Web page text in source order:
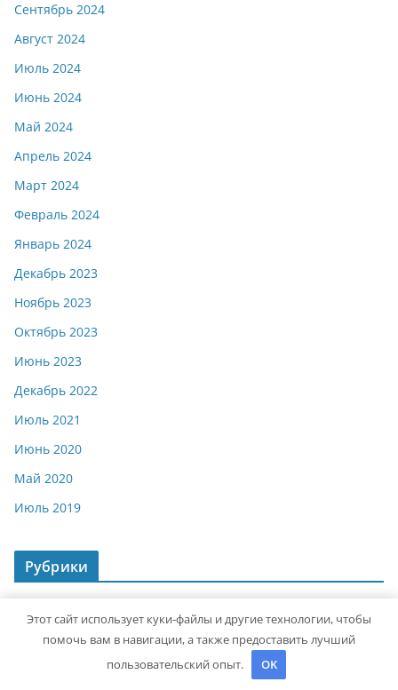
Сентябрь 2024
Август 2024
Июль 2024
Июнь 2024
Май 2024
Апрель 2024
Март 2024
Февраль 2024
Январь 2024
Декабрь 2023
Ноябрь 2023
Октябрь 2023
Июнь 2023
Декабрь 2022
Июль 2021
Июнь 2020
Май 2020
Июль 2019
Рубрики
Uncategorised
Авторубрика
Достопримечательности
Этот сайт использует куки-файлы и другие технологии, чтобы
помочь вам в навигации, а также предоставить лучший
пользовательский опыт.
OK